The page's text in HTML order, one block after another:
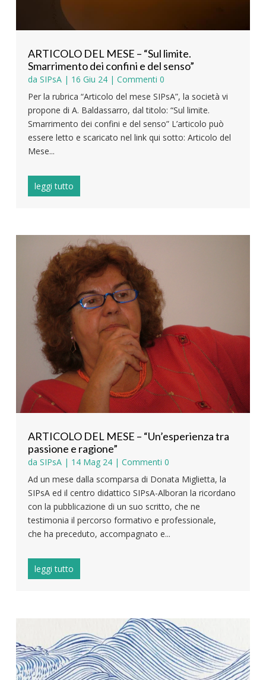
ARTICOLO DEL MESE – “Sul limite.
Smarrimento dei confini e del senso”
da SIPsA| 16 Giu 24| Commenti 0
Per la rubrica “Articolo del mese SIPsA”, la società vi
propone di A. Baldassarro, dal titolo: “Sul limite.
Smarrimento dei confini e del senso” L’articolo può
essere letto e scaricato nel link qui sotto: Articolo del
Mese...
leggi tutto
ARTICOLO DEL MESE – “Un’esperienza tra
passione e ragione”
da SIPsA| 14 Mag 24| Commenti 0
Ad un mese dalla scomparsa di Donata Miglietta, la
SIPsA ed il centro didattico SIPsA-Alboran la ricordano
con la pubblicazione di un suo scritto, che ne
testimonia il percorso formativo e professionale,
che ha preceduto, accompagnato e...
leggi tutto